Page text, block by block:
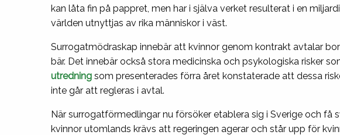
kan låta fin på pappret, men har i själva verket resulterat i en
världen utnyttjas av rika människor i väst.
Surrogatmödraskap innebär att kvinnor genom kontrakt avtalar
bär. Det innebär också stora medicinska och psykologiska risker
utredning som presenterades förra året konstaterade att dessa
inte går att regleras i avtal.
När surrogatförmedlingar nu försöker etablera sig i Sverige och få
kvinnor utomlands krävs att regeringen agerar och står upp för